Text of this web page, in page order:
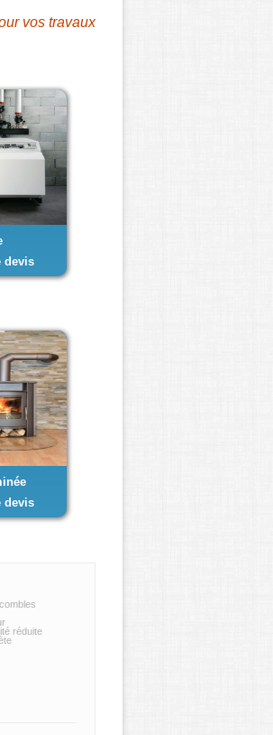
vos travaux
devis
devis
réduite